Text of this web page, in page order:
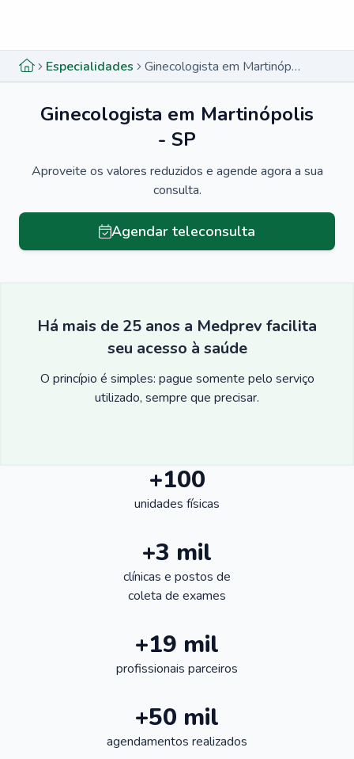
Especialidades Ginecologista em Martinópolis - SP
Ginecologista em Martinópolis
- SP
Aproveite os valores reduzidos e agende agora a sua
consulta.
Agendar teleconsulta
Há mais de 25 anos a Medprev facilita
seu acesso à saúde
O princípio é simples: pague somente pelo serviço
utilizado, sempre que precisar.
+100
unidades físicas
+3 mil
clínicas e postos de
coleta de exames
+19 mil
profissionais parceiros
+50 mil
agendamentos realizados